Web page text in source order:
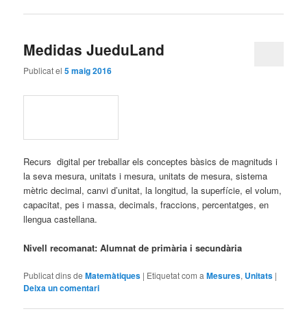
Medidas JueduLand
Publicat el5 maig 2016
Recurs digital per treballar els conceptes bàsics de magnituds i
la seva mesura, unitats i mesura, unitats de mesura, sistema
mètric decimal, canvi d’unitat, la longitud, la superfície, el volum,
capacitat, pes i massa, decimals, fraccions, percentatges, en
llengua castellana.
Nivell recomanat: Alumnat de primària i secundària
Publicat dins de Matemàtiques | Etiquetat com a Mesures, Unitats |
Deixa un comentari